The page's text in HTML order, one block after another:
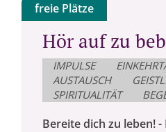
freie Plätze
Hör auf zu
IMPULSE
AUSTAUSCH
SPIRITUALITÄT
Bereite dich zu leben!